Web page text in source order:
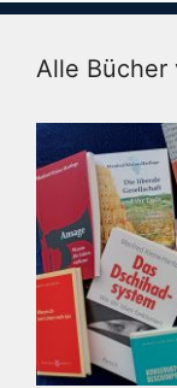
Alle Bücher